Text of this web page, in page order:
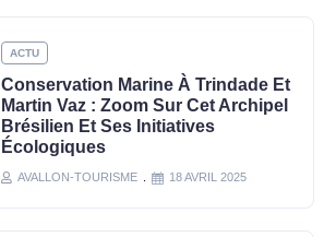
ACTU
Conservation Marine À Trindade Et
Martin Vaz : Zoom Sur Cet Archipel
Brésilien Et Ses Initiatives
Écologiques
AVALLON-TOURISME 18 AVRIL 2025